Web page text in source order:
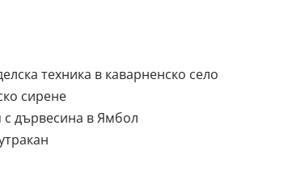
техника в каварненско село
сирене
с дървесина в Ямбол